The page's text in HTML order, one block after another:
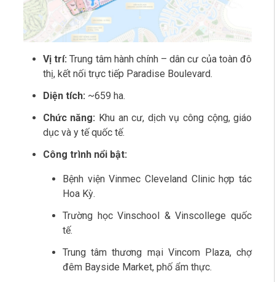
Vị trí: Trung tâm hành chính – dân cư của toàn đô
thị, kết nối trực tiếp Paradise Boulevard.
Diện tích: ~659 ha.
Chức năng: Khu an cư, dịch vụ công cộng, giáo
dục và y tế quốc tế.
Công trình nổi bật:
Bệnh viện Vinmec Cleveland Clinic hợp tác
Hoa Kỳ.
Trường học Vinschool & Vinscollege quốc
tế.
Trung tâm thương mại Vincom Plaza, chợ
đêm Bayside Market, phố ẩm thực.